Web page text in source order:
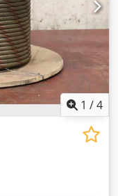
en inruil altijd
Lukas van
1 /4